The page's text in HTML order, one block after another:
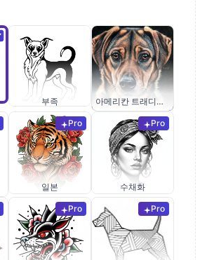
부족 아메리칸 트래디셔널
Pro
일본
Pro
수채화
Pro Pro